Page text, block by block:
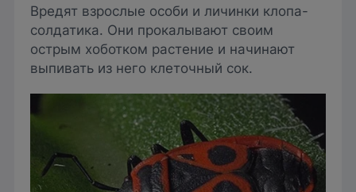
Вредят взрослые особи и личинки клопа-
солдатика. Они прокалывают своим
острым хоботком растение и начинают
выпивать из него клеточный сок.